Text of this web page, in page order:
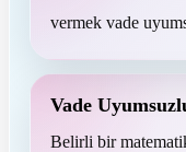
vermek vade
Vade
Belirli bir